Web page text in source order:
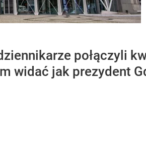
połączyli
widać jak prezydent